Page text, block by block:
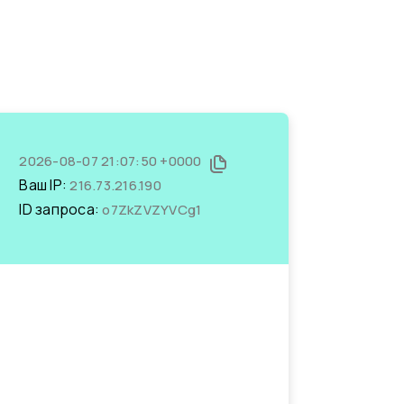
2026-08-07 21:07:50 +0000
Ваш IP:216.73.216.190
ID запроса:o7ZkZVZYVCg1